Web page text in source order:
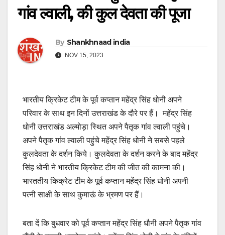
गांव ल्वाली, की कुल देवता की पूजा
By Shankhnaad india
NOV 15, 2023
भारतीय क्रिकेट टीम के पूर्व कप्तान महेंद्र सिंह धोनी अपने
परिवार के साथ इन दिनों उत्तराखंड के दौरे पर हैं। महेंद्र सिंह
धोनी उत्तराखंड अल्मोड़ा स्थित अपने पैतृक गांव ल्वाली पहुंचे।
अपने पैतृक गांव ल्वाली पहुंचे महेंद्र सिंह धोनी ने सबसे पहले
कुलदेवता के दर्शन किये। कुलदेवता के दर्शन करने के बाद महेंद्र
सिंह धोनी ने भारतीय क्रिकेट टीम की जीत की कामना की।
भारततीय किक्रेट टीम के पूर्व कप्तान महेंद्र सिंह धोनी अपनी
पत्नी साक्षी के साथ कुमाऊं के भ्रमण पर हैं।
बता दें कि बुधवार को पूर्व कप्तान महेंद्र सिंह धौनी अपने पैतृक गांव